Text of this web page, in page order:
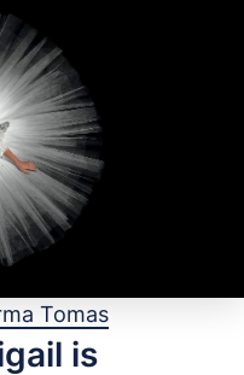
Tomas
is